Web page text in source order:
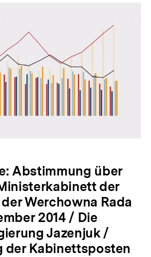
Abstimmung über
der
Werchowna Rada
2014 / Die
Jazenjuk /
der Kabinettsposten